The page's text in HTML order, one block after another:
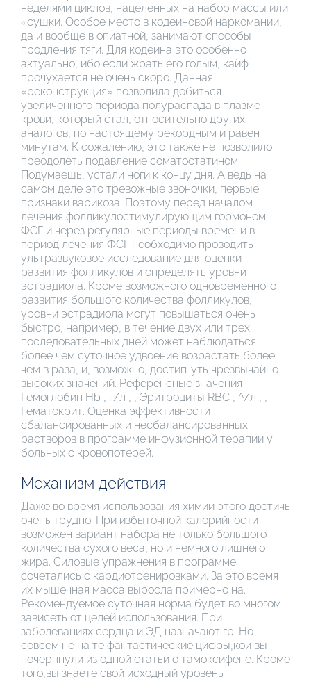
неделями циклов, нацеленных на набор массы или
«сушки. Особое место в кодеиновой наркомании,
да и вообще в опиатной, занимают способы
продления тяги. Для кодеина это особенно
актуально, ибо если жрать его голым, кайф
прочухается не очень скоро. Данная
«реконструкция» позволила добиться
увеличенного периода полураспада в плазме
крови, который стал, относительно других
аналогов, по настоящему рекордным и равен
минутам. К сожалению, это также не позволило
преодолеть подавление соматостатином.
Подумаешь, устали ноги к концу дня. А ведь на
самом деле это тревожные звоночки, первые
признаки варикоза. Поэтому перед началом
лечения фолликулостимулирующим гормоном
ФСГ и через регулярные периоды времени в
период лечения ФСГ необходимо проводить
ультразвуковое исследование для оценки
развития фолликулов и определять уровни
эстрадиола. Кроме возможного одновременного
развития большого количества фолликулов,
уровни эстрадиола могут повышаться очень
быстро, например, в течение двух или трех
последовательных дней может наблюдаться
более чем суточное удвоение возрастать более
чем в раза, и, возможно, достигнуть чрезвычайно
высоких значений. Референсные значения
Гемоглобин Hb , г/л , , Эритроциты RBC , ^/л , ,
Гематокрит. Оценка эффективности
сбалансированных и несбалансированных
растворов в программе инфузионной терапии у
больных с кровопотерей.
Механизм действия
Даже во время использования химии этого достичь
очень трудно. При избыточной калорийности
возможен вариант набора не только большого
количества сухого веса, но и немного лишнего
жира. Силовые упражнения в программе
сочетались с кардиотренировками. За это время
их мышечная масса выросла примерно на.
Рекомендуемое суточная норма будет во многом
зависеть от целей использования. При
заболеваниях сердца и ЭД назначают гр. Но
совсем не на те фантастические цифры,кои вы
почерпнули из одной статьи о тамоксифене. Кроме
того,вы знаете свой исходный уровень